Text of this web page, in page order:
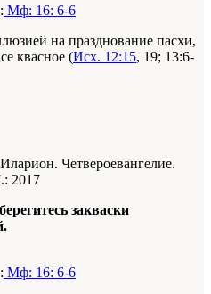
Мф: 16: 6-6
на празднование пасхи,
квасное (Исх. 12:15, 19; 13:6-
Четвероевангелие.
2017
закваски
Мф: 16: 6-6